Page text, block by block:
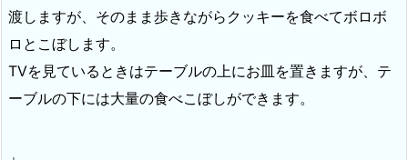
渡しますが、そのまま歩きながらクッキーを食べてボロボ
ロとこぼします。
TVを見ているときはテーブルの上にお皿を置きますが、テ
ーブルの下には大量の食べこぼしができます。